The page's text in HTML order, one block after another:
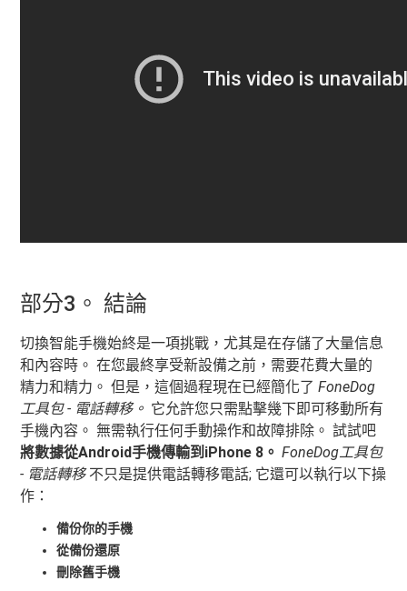
部分3。 結論
切換智能手機始終是一項挑戰，尤其是在存儲了大量信息
和內容時。 在您最終享受新設備之前，需要花費大量的
精力和精力。 但是，這個過程現在已經簡化了FoneDog
工具包 - 電話轉移。 它允許您只需點擊幾下即可移動所有
手機內容。 無需執行任何手動操作和故障排除。 試試吧
將數據從Android手機傳輸到iPhone 8。 FoneDog工具包
- 電話轉移不只是提供電話轉移電話; 它還可以執行以下操
作：
備份你的手機
從備份還原
刪除舊手機